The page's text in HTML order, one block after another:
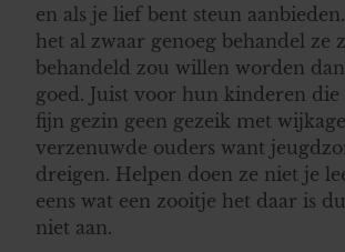
en als je lief bent steun
het al zwaar genoeg behandel ze
behandeld zou willen worden
goed. Juist voor hun kinderen die
fijn gezin geen gezeik met
verzenuwde ouders want
dreigen. Helpen doen ze niet je
eens wat een zooitje het daar is
niet aan.